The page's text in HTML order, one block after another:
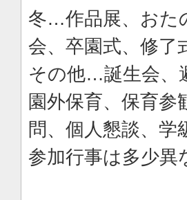
冬…作品展、おた
会、卒園式、修了
その他…誕生会、
園外保育、保育参
問、個人懇談、
参加行事は多少異